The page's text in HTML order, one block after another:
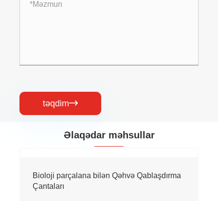
təqdim
Əlaqədar məhsullar
Bioloji parçalana bilən Qəhvə Qablaşdırma
Çantaları